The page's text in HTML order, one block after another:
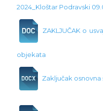
2024_Kloštar Podravski
ZAKLJUČAK o
objekata
Zaključak osnovna